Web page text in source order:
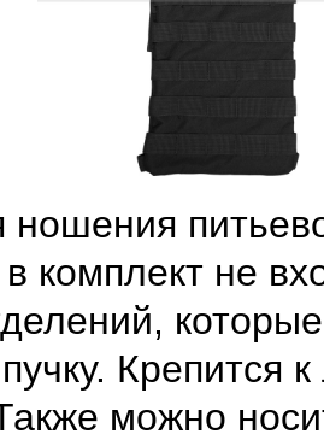
ношения
комплект не
Крепится
можно